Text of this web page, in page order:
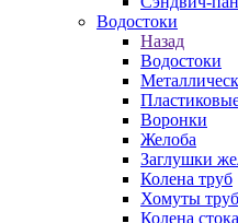
Водостоки
Назад
Водостоки
Воронки
Желоба
Заглушки
Колена труб
Хомуты
Колена стока